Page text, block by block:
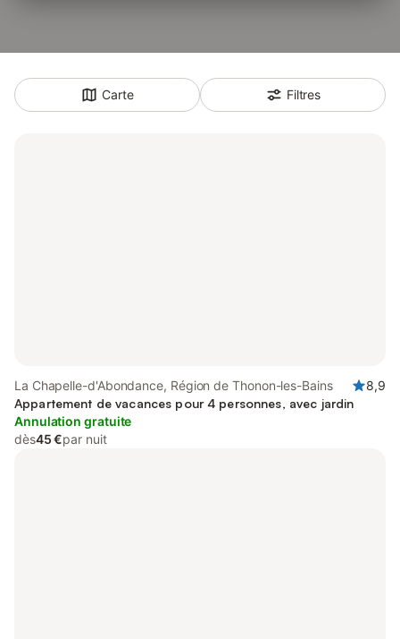
Carte Filtres
La Chapelle-d'Abondance, Région de Thonon-les-Bains
8,9
Appartement de vacances pour 4 personnes, avec jardin
Annulation gratuite
dès45 €par nuit